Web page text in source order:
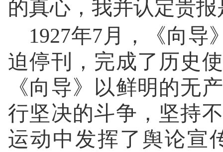
的真心，我并认定贵
1927年7月，《向导
迫停刊，完成了历史
《向导》以鲜明的无
行坚决的斗争，坚持
运动中发挥了舆论宣